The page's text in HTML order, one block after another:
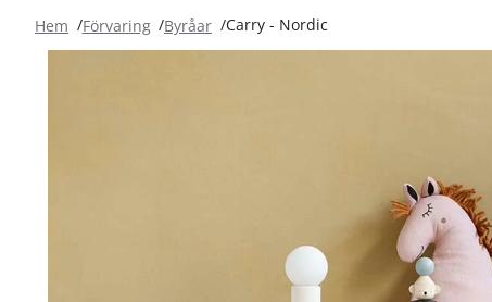
Hem Förvaring Byråar Carry - Nordic